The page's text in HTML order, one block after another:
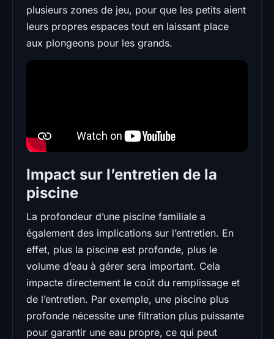
plusieurs zones de jeu, pour que les petits aient
leurs propres espaces tout en laissant place
aux plongeons pour les grands.
Impact sur l’entretien de la
piscine
La profondeur d’une piscine familiale a
également des implications sur l’entretien. En
effet, plus la piscine est profonde, plus le
volume d’eau à gérer sera important. Cela
impacte directement le coût du remplissage et
de l’entretien. Par exemple, une piscine plus
profonde nécessite une filtration plus puissante
pour garantir une eau propre, ce qui peut